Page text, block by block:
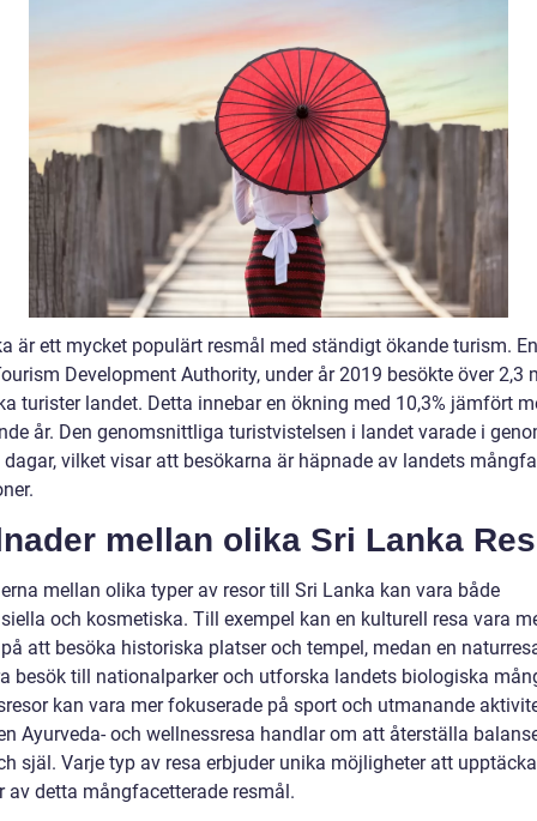
är ett mycket populärt resmål med ständigt ökande turism.
Development Authority, under år 2019 besökte över 2,3
turister landet. Detta innebar en ökning med 10,3% jämfört
år. Den genomsnittliga turistvistelsen i landet varade i
vilket visar att besökarna är häpnade av landets
mellan olika Sri Lanka
mellan olika typer av resor till Sri Lanka kan vara både
och kosmetiska. Till exempel kan en kulturell resa vara
att besöka historiska platser och tempel, medan en
besök till nationalparker och utforska landets biologiska
kan vara mer fokuserade på sport och utmanande
Ayurveda- och wellnessresa handlar om att återställa
själ. Varje typ av resa erbjuder unika möjligheter att
av detta mångfacetterade resmål.